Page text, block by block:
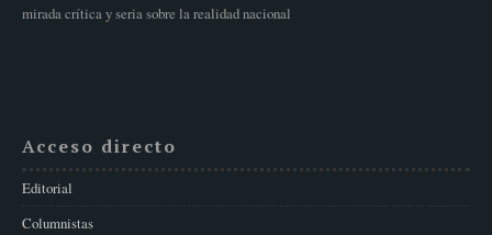
mirada crítica y seria sobre la realidad nacional
Acceso directo
Editorial
Columnistas